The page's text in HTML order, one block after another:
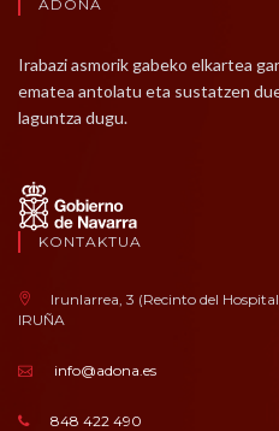
ADONA
Irabazi asmorik gabeko elkartea
ematea antolatu eta sustatzen
laguntza dugu.
KONTAKTUA
Irunlarrea, 3 (Recinto del
IRUÑA
info@adona.es
848 422 490